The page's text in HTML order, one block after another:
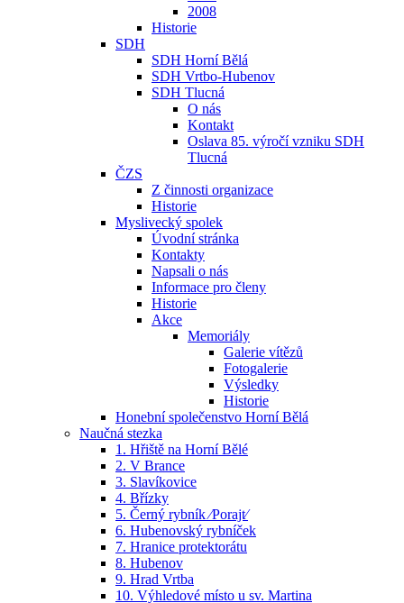
2008
Historie
SDH
SDH Horní Bělá
SDH Vrtbo-Hubenov
SDH Tlucná
O nás
Kontakt
Oslava 85. výročí vzniku SDH
Tlucná
ČZS
Z činnosti organizace
Historie
Myslivecký spolek
Úvodní stránka
Kontakty
Napsali o nás
Informace pro členy
Historie
Akce
Memoriály
Galerie vítězů
Fotogalerie
Výsledky
Historie
Honební společenstvo Horní Bělá
Naučná stezka
1. Hřiště na Horní Bělé
2. V Brance
3. Slavíkovice
4. Břízky
5. Černý rybník ⁄Porajt⁄
6. Hubenovský rybníček
7. Hranice protektorátu
8. Hubenov
9. Hrad Vrtba
10. Výhledové místo u sv. Martina